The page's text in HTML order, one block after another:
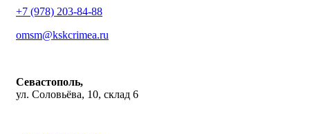
+7 (978) 203-84-88
omsm@kskcrimea.ru
Севастополь,
ул. Соловьёва, 10, склад 6